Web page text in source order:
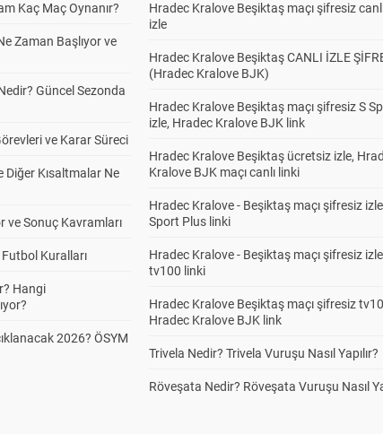
Kaç Maç Oynanır?
Zaman Başlıyor ve
Güncel Sezonda
ve Karar Süreci
Diğer Kısaltmalar Ne
ve Sonuç Kavramları
Futbol Kuralları
Hangi
2026? ÖSYM
Hradec Kralove Beşiktaş maçı şifresiz
izle
Hradec Kralove Beşiktaş CANLI İZLE
(Hradec Kralove BJK)
Hradec Kralove Beşiktaş maçı şifresiz S
izle, Hradec Kralove BJK link
Hradec Kralove Beşiktaş ücretsiz izle,
Kralove BJK maçı canlı linki
Hradec Kralove - Beşiktaş maçı şifresiz izle
Sport Plus linki
Hradec Kralove - Beşiktaş maçı şifresiz izle
tv100 linki
Hradec Kralove Beşiktaş maçı şifresiz
Hradec Kralove BJK link
Trivela Nedir? Trivela Vuruşu Nasıl Yapılır?
Röveşata Nedir? Röveşata Vuruşu Nasıl